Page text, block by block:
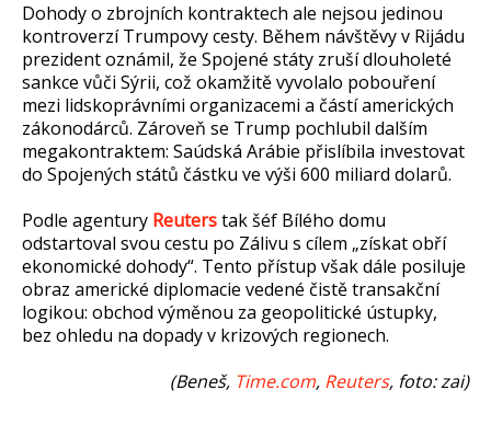
Dohody o zbrojních kontraktech ale nejsou jedinou
kontroverzí Trumpovy cesty. Během návštěvy v Rijádu
prezident oznámil, že Spojené státy zruší dlouholeté
sankce vůči Sýrii, což okamžitě vyvolalo pobouření
mezi lidskoprávními organizacemi a částí amerických
zákonodárců. Zároveň se Trump pochlubil dalším
megakontraktem: Saúdská Arábie přislíbila investovat
do Spojených států částku ve výši 600 miliard dolarů.
Podle agentury Reuterstak šéf Bílého domu
odstartoval svou cestu po Zálivu s cílem „získat obří
ekonomické dohody“. Tento přístup však dále posiluje
obraz americké diplomacie vedené čistě transakční
logikou: obchod výměnou za geopolitické ústupky,
bez ohledu na dopady v krizových regionech.
(Beneš, Time.com, Reuters, foto: zai)